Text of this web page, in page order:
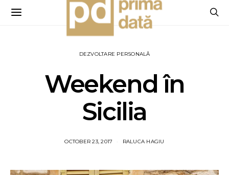
DEZVOLTARE PERSONALĂ
Weekend în
Sicilia
OCTOBER 23, 2017 RALUCA HAGIU